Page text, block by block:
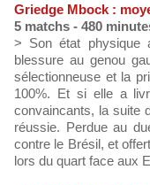
Griedge Mbock :
5 matchs - 480
> Son état physique
blessure au genou
sélectionneuse et la
100%. Et si elle a
convaincants, la suite
réussie. Perdue au
contre le Brésil, et
lors du quart face aux